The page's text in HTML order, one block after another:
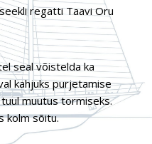
regatti Taavi Oru
seal võistelda ka
kahjuks purjetamise
muutus tormiseks.
kolm sõitu.